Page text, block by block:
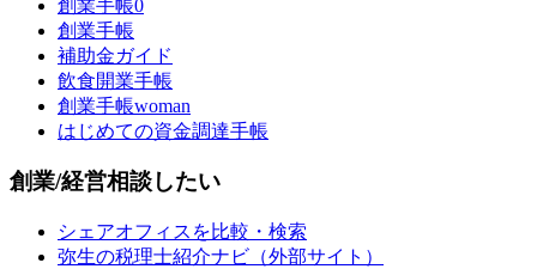
創業手帳0
創業手帳
補助金ガイド
飲食開業手帳
創業手帳woman
はじめての資金調達手帳
創業/経営相談したい
シェアオフィスを比較・検索
弥生の税理士紹介ナビ（外部サイト）